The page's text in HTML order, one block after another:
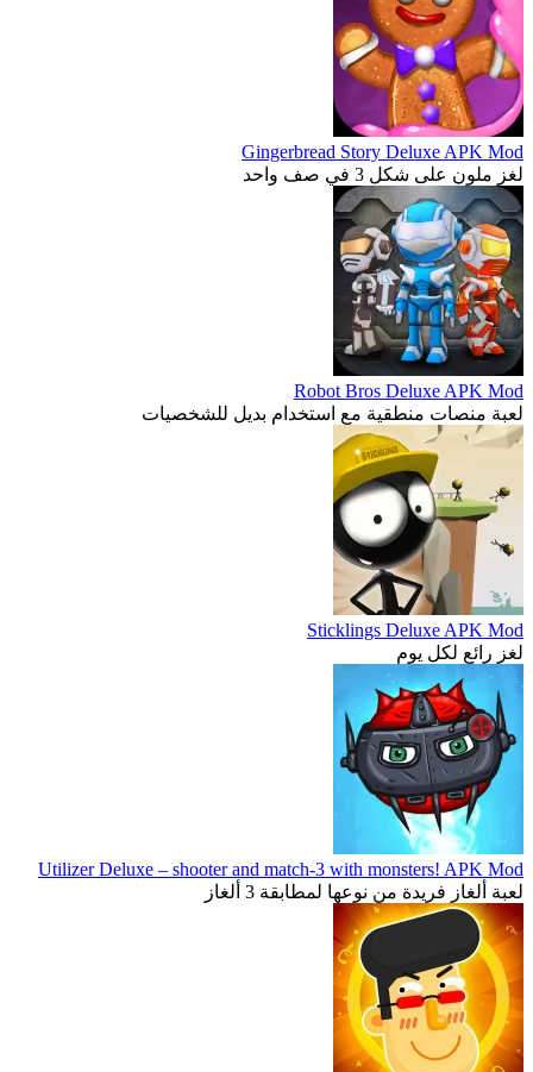
Gingerbread Story Deluxe APK Mod
لغز ملون على شكل 3 في صف واحد
Robot Bros Deluxe APK Mod
لعبة منصات منطقية مع استخدام بديل للشخصيات
Sticklings Deluxe APK Mod
لغز رائع لكل يوم
Utilizer Deluxe – shooter and match-3 with monsters! APK Mod
لعبة ألغاز فريدة من نوعها لمطابقة 3 ألغاز